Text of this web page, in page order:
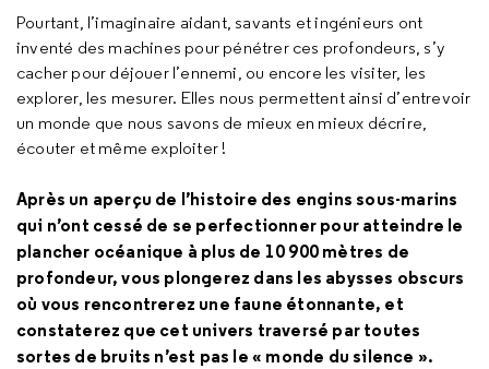
Pourtant, l’imaginaire aidant, savants et ingénieurs ont
inventé des machines pour pénétrer ces profondeurs, s’y
cacher pour déjouer l’ennemi, ou encore les visiter, les
explorer, les mesurer. Elles nous permettent ainsi d’entrevoir
un monde que nous savons de mieux en mieux décrire,
écouter et même exploiter !
Après un aperçu de l’histoire des engins sous-marins
qui n’ont cessé de se perfectionner pour atteindre le
plancher océanique à plus de 10 900 mètres de
profondeur, vous plongerez dans les abysses obscurs
où vous rencontrerez une faune étonnante, et
constaterez que cet univers traversé par toutes
sortes de bruits n’est pas le « monde du silence ».